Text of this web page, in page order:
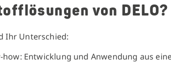
von DELO?
Ihr Unterschied:
how: Entwicklung und Anwendung aus